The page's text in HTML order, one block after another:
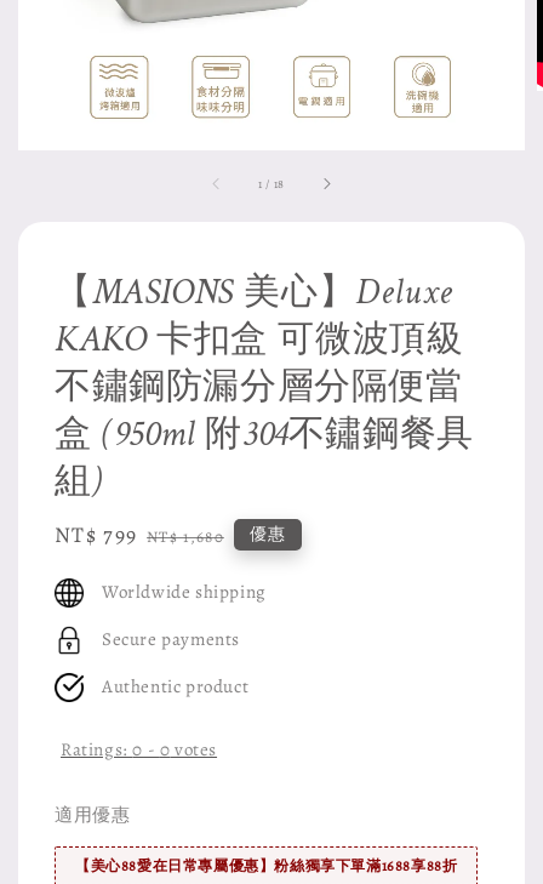
1 / 18
【MASIONS 美心】Deluxe
KAKO 卡扣盒 可微波頂級
不鏽鋼防漏分層分隔便當
盒 (950ml 附304不鏽鋼餐具
組)
Sale
NT$ 799 Regular
NT$ 1,680 優惠
Worldwide shipping
Secure payments
Authentic product
Ratings:0 - 0 votes
適用優惠
【美心88愛在日常專屬優惠】粉絲獨享下單滿1688享88折